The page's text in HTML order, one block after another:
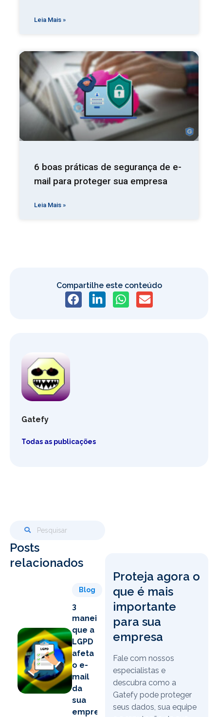
Leia Mais »
6 boas práticas de segurança de e-
mail para proteger sua empresa
Leia Mais »
Compartilhe este conteúdo
Gatefy
Todas as publicações
Posts
relacionados
Blog
3
maneiras
que a
LGPD
afeta
o e-
mail
da
sua
empresa
Proteja agora o
que é mais
importante
para sua
empresa
Fale com nossos
especialistas e
descubra como a
Gatefy pode proteger
seus dados, sua equipe